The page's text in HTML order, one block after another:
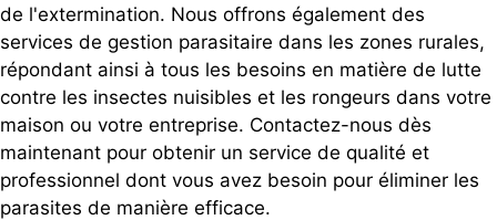
de l'extermination. Nous offrons également des
services de gestion parasitaire dans les zones rurales,
répondant ainsi à tous les besoins en matière de lutte
contre les insectes nuisibles et les rongeurs dans votre
maison ou votre entreprise. Contactez-nous dès
maintenant pour obtenir un service de qualité et
professionnel dont vous avez besoin pour éliminer les
parasites de manière efficace.